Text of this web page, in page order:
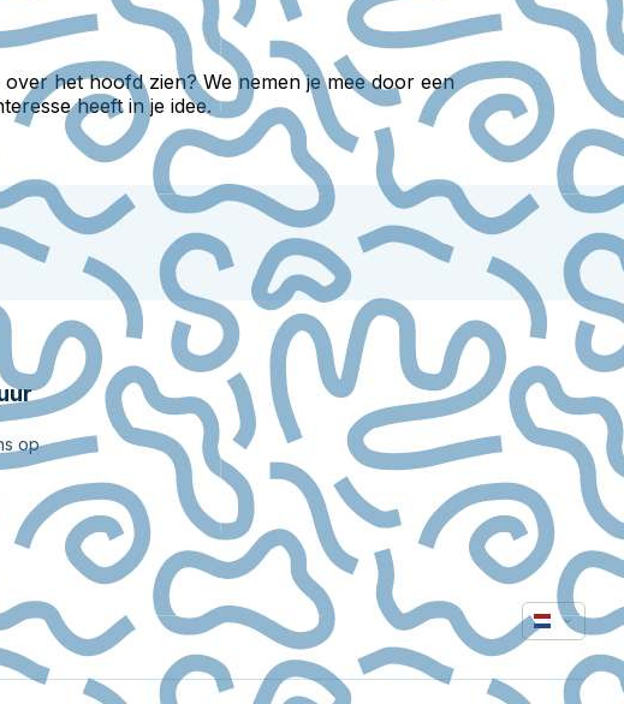
het hoofd zien? We nemen je mee door een
heeft in je idee.
op